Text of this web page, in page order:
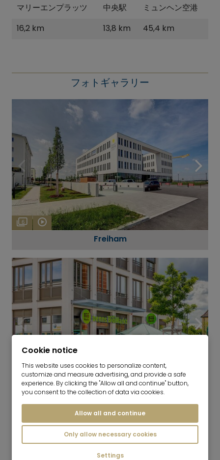
マリーエンプラッツ 中央駅
ミュンヘン空港
16,2 km
13,8 km 45,4 km
フォトギャラリー
6
Freiham
Germering
Cookie notice
This website uses cookies to personalize content,
customize and measure advertising, and provide a safe
experience. By clicking the "Allow all and continue" button,
you consent to the collection of data via cookies.
Allow all and continue
Only allow necessary cookies
Settings